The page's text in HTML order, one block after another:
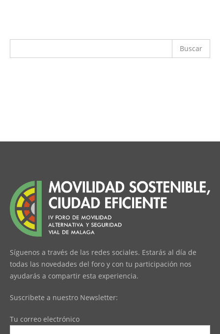
Síguenos a través de las redes sociales. Estarás al día de
todas las novedades del foro y con tu participación nos
ayudarás a compartir esta experiencia.
Suscribete a nuestro Newsletter:
Tu correo electrónico